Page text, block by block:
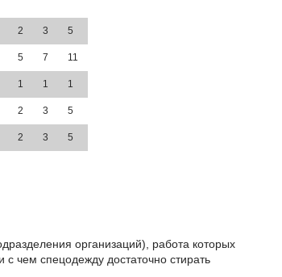
2 3 5
5 7 11
1 1 1
2 3 5
2 3 5
организаций), работа которых
чем спецодежду достаточно стирать